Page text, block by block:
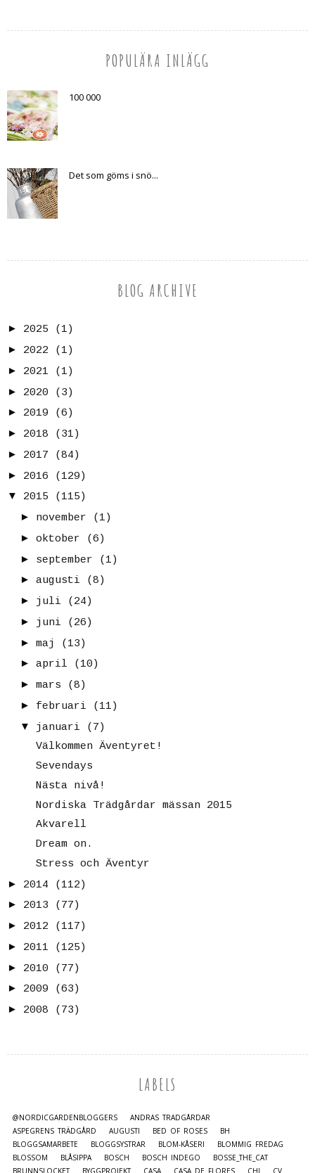
POPULÄRA INLÄGG
100 000
Det som göms i snö...
BLOG ARCHIVE
► 2025
(1)
► 2022
(1)
► 2021
(1)
► 2020
(3)
► 2019
(6)
► 2018
(31)
► 2017
(84)
► 2016
(129)
▼
2015
(115)
► november
(1)
► oktober
(6)
► september
(1)
► augusti
(8)
► juli
(24)
► juni
(26)
► maj
(13)
► april
(10)
► mars
(8)
► februari
(11)
▼
januari
(7)
Välkommen Äventyret!
Sevendays
Nästa nivå!
Nordiska Trädgårdar mässan 2015
Akvarell
Dream on.
Stress och Äventyr
► 2014
(112)
► 2013
(77)
► 2012
(117)
► 2011
(125)
► 2010
(77)
► 2009
(63)
► 2008 (73)
LABELS
@NORDICGARDENBLOGGERS
ANDRAS TRÄDGÅRDAR
ASPEGRENS TRÄDGÅRD
AUGUSTI BED OF ROSES
BH
BLOGGSAMARBETE
BLOGGSYSTRAR BLOM-KÅSERI
BLOMMIG FREDAG
BLOSSOM
BLÅSIPPA BOSCH BOSCH INDEGO
BOSSE_THE_CAT
BRUNNSLOCKET
BYGGPROJEKT CASA CASA DE FLORES CHI
CV